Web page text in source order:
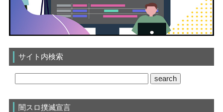
サイト内検索
闇スロ撲滅宣言